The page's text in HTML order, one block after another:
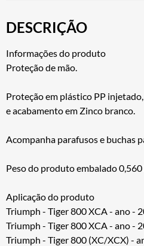
DESCRIÇÃO
Informações do produto
Proteção de mão.
Proteção em plástico PP
e acabamento em Zinco branco.
Acompanha parafusos e buchas
Peso do produto embalado 0,560
Aplicação do produto
Triumph - Tiger 800 XCA - ano -
Triumph - Tiger 800 XCA - ano -
Triumph - Tiger 800 (XC/XCX) -